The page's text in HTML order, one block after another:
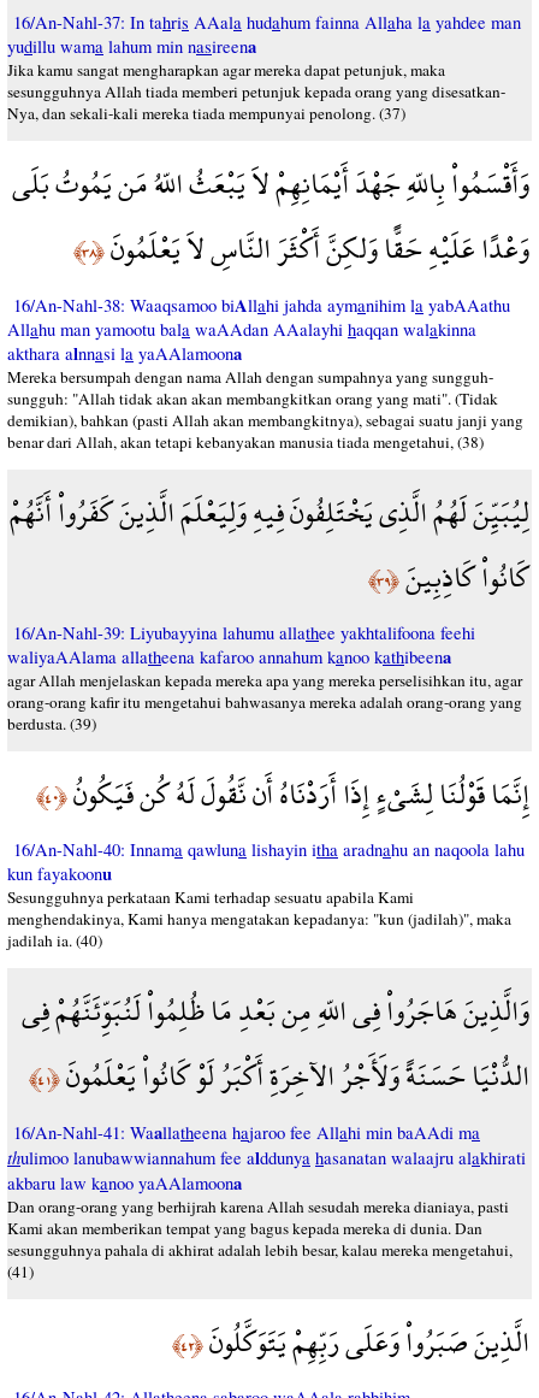
16/An-Nahl-37: In tahris AAala hudahum fainna Allaha la yahdee man
yudillu wama lahum min nasireena
Jika kamu sangat mengharapkan agar mereka dapat petunjuk, maka
sesungguhnya Allah tiada memberi petunjuk kepada orang yang disesatkan-
Nya, dan sekali-kali mereka tiada mempunyai penolong. (37)
وَأَقْسَمُواْ بِاللّهِ جَهْدَ أَيْمَانِهِمْ لاَ يَبْعَثُ اللّهُ مَن يَمُوتُ بَلَى
وَعْدًا عَلَيْهِ حَقًّا وَلكِنَّ أَكْثَرَ النَّاسِ لاَ يَعْلَمُونَ﴿٣٨﴾
16/An-Nahl-38: Waaqsamoo biAllahi jahda aymanihim la yabAAathu
Allahu man yamootu bala waAAdan AAalayhi haqqan walakinna
akthara alnnasi la yaAAlamoona
Mereka bersumpah dengan nama Allah dengan sumpahnya yang sungguh-
sungguh: "Allah tidak akan akan membangkitkan orang yang mati". (Tidak
demikian), bahkan (pasti Allah akan membangkitnya), sebagai suatu janji yang
benar dari Allah, akan tetapi kebanyakan manusia tiada mengetahui, (38)
لِيُبَيِّنَ لَهُمُ الَّذِي يَخْتَلِفُونَ فِيهِ وَلِيَعْلَمَ الَّذِينَ كَفَرُواْ أَنَّهُمْ
كَانُواْ كَاذِبِينَ﴿٣٩﴾
16/An-Nahl-39: Liyubayyina lahumu allathee yakhtalifoona feehi
waliyaAAlama allatheena kafaroo annahum kanoo kathibeena
agar Allah menjelaskan kepada mereka apa yang mereka perselisihkan itu, agar
orang-orang kafir itu mengetahui bahwasanya mereka adalah orang-orang yang
berdusta. (39)
إِنَّمَا قَوْلُنَا لِشَيْءٍ إِذَا أَرَدْنَاهُ أَن نَّقُولَ لَهُ كُن فَيَكُونُ﴿٤٠﴾
16/An-Nahl-40: Innama qawluna lishayin itha aradnahu an naqoola lahu
kun fayakoonu
Sesungguhnya perkataan Kami terhadap sesuatu apabila Kami
menghendakinya, Kami hanya mengatakan kepadanya: "kun (jadilah)", maka
jadilah ia. (40)
وَالَّذِينَ هَاجَرُواْ فِي اللّهِ مِن بَعْدِ مَا ظُلِمُواْ لَنُبَوِّئَنَّهُمْ فِي
الدُّنْيَا حَسَنَةً وَلَأَجْرُ الآخِرَةِ أَكْبَرُ لَوْ كَانُواْ يَعْلَمُونَ﴿٤١﴾
16/An-Nahl-41: Waallatheena hajaroo fee Allahi min baAAdi ma
thulimoo lanubawwiannahum fee alddunya hasanatan walaajru alakhirati
akbaru law kanoo yaAAlamoona
Dan orang-orang yang berhijrah karena Allah sesudah mereka dianiaya, pasti
Kami akan memberikan tempat yang bagus kepada mereka di dunia. Dan
sesungguhnya pahala di akhirat adalah lebih besar, kalau mereka mengetahui,
(41)
الَّذِينَ صَبَرُواْ وَعَلَى رَبِّهِمْ يَتَوَكَّلُونَ﴿٤٢﴾